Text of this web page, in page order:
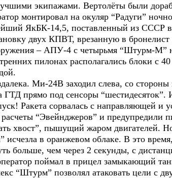
экипажами. Вертолёты были
монтировал на окуляр “Радуги”
ЯкБК-14,5, поставленный из СССР в
двух КПВТ, врезанную в
– АПУ-4 с четырьмя “Штурм-М”
пилонах располагались блоки с
Ми-24В заходил слева, со стороны
ГТД прямо под сенсоры “шестидесяток”.
Ракета сорвалась с направляющей и
“Эвейнджеров” и предупредили
хвост”, пышущий жаром
в оранжевом облаке. В это
больше, чем через 2 секунды, с
поймал в прицел замыкающий
“Штурм” позволял атаковать цели с